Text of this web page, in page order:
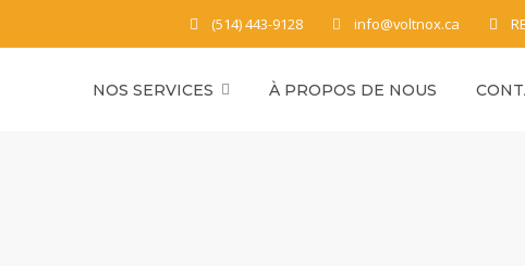
(514) 443-9128 info@voltnox.ca
NOS SERVICES À PROPOS DE NOUS